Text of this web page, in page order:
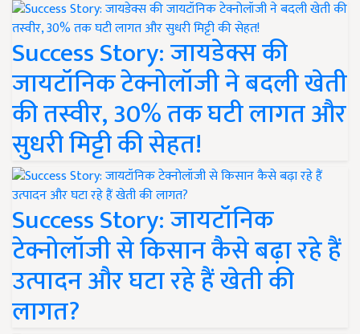
Success Story: जायडेक्स की
जायटॉनिक टेक्नोलॉजी ने बदली खेती
की तस्वीर, 30% तक घटी लागत और
सुधरी मिट्टी की सेहत!
Success Story: जायटॉनिक
टेक्नोलॉजी से किसान कैसे बढ़ा रहे हैं
उत्पादन और घटा रहे हैं खेती की
लागत?